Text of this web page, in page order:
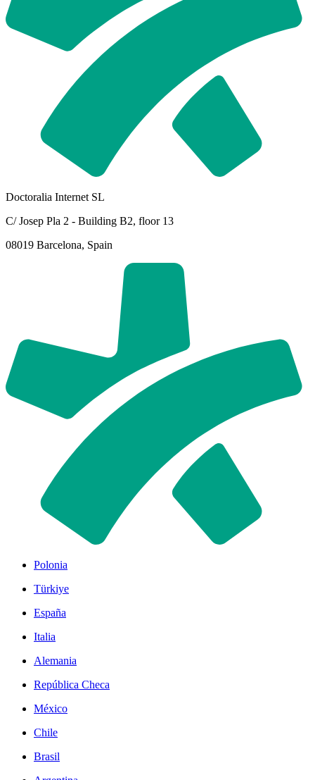
Doctoralia Internet SL
C/ Josep Pla 2 - Building B2, floor 13
08019 Barcelona, Spain
Polonia
Türkiye
España
Italia
Alemania
República Checa
México
Chile
Brasil